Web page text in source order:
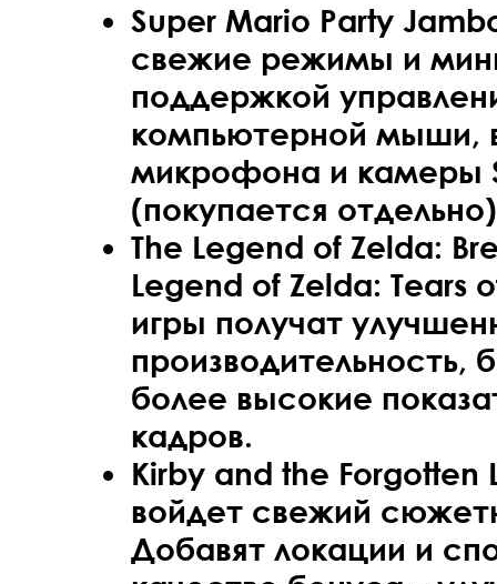
Super Mario Party
свежие режимы и
поддержкой
компьютерной мыши,
микрофона и камеры
(покупается
The Legend of Zelda:
Legend of Zelda: Tears
игры получат
производительность,
более высокие
кадров.
Kirby and the Forgotten
войдет свежий
Добавят локации и